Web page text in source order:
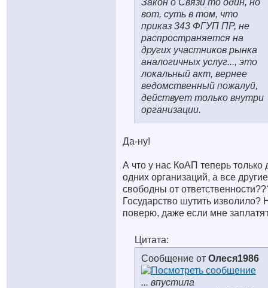
Закон о Связи то один, но
вот, суть в том, что
приказ 343 ФГУП ПР, не
распространяется на
других участников рынка
аналогичных услуг..., это
локальный акт, вернее
ведомственный пожалуй,
действует только внутри
организации.
Да-ну!
А что у нас КоАП теперь только
одних организаций, а все другие
свободны от
Государство шутить изволило?
поверю, даже если мне
Цитата:
Сообщение от Олеся1986
... впустила